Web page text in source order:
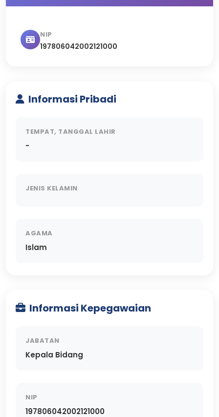
NIP
197806042002121000
Informasi Pribadi
TEMPAT, TANGGAL LAHIR
-
JENIS KELAMIN
AGAMA
Islam
Informasi Kepegawaian
JABATAN
Kepala Bidang
NIP
197806042002121000